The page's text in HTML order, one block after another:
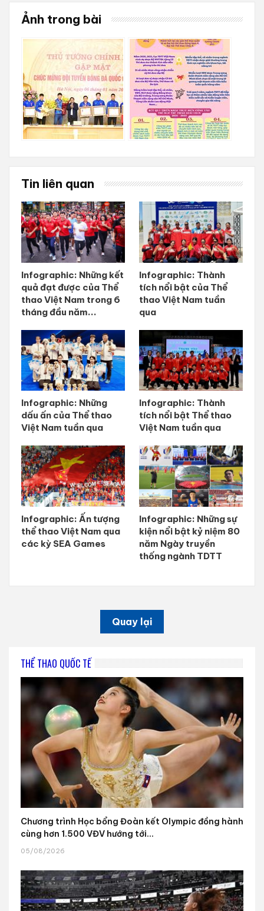
Ảnh trong bài
Tin liên quan
Infographic: Những kết
quả đạt được của Thể
thao Việt Nam trong 6
tháng đầu năm...
Infographic: Thành
tích nổi bật của Thể
thao Việt Nam tuần
qua
Infographic: Những
dấu ấn của Thể thao
Việt Nam tuần qua
Infographic: Thành
tích nổi bật Thể thao
Việt Nam tuần qua
Infographic: Ấn tượng
thể thao Việt Nam qua
các kỳ SEA Games
Infographic: Những sự
kiện nổi bật kỷ niệm 80
năm Ngày truyền
thống ngành TDTT
Quay lại
THỂ THAO QUỐC TẾ
Chương trình Học bổng Đoàn kết Olympic đồng hành
cùng hơn 1.500 VĐV hướng tới...
05/08/2026